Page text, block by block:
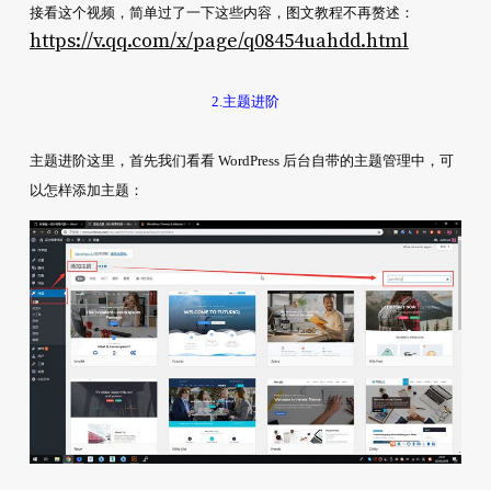
接看这个视频，简单过了一下这些内容，图文教程不再赘述：
https://v.qq.com/x/page/q08454uahdd.html
2.主题进阶
主题进阶这里，首先我们看看 WordPress 后台自带的主题管理中，可
以怎样添加主题：